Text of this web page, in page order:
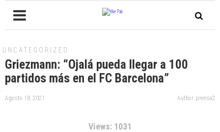
UNCATEGORIZED
Griezmann: “Ojalá pueda llegar a 100
partidos más en el FC Barcelona”
Agosto 18, 2021 Author: prensa2
Views: 1031